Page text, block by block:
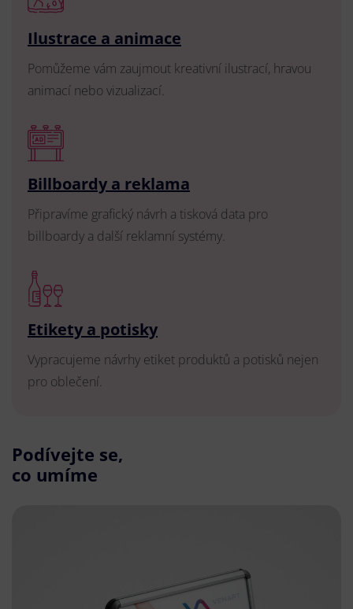
Ilustrace a animace
Pomůžeme vám zaujmout kreativní ilustrací, hravou
animací nebo vizualizací.
Billboardy a reklama
Připravíme grafický návrh a tisková data pro
billboardy a další reklamní systémy.
Etikety a potisky
Vypracujeme návrhy etiket produktů a potisků nejen
pro oblečení.
Podívejte se,
co umíme